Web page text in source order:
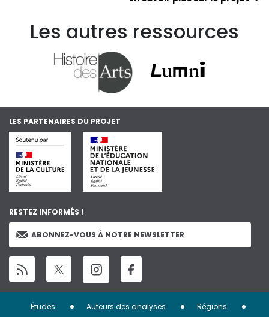
Les autres ressources
LES PARTENAIRES DU PROJET
RESTEZ INFORMÉS !
ABONNEZ-VOUS À NOTRE NEWSLETTER
Menu
Études Auteurs des analyses Régions